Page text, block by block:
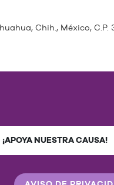
Chih., México, C.P.
¡APOYA NUESTRA CAUSA!